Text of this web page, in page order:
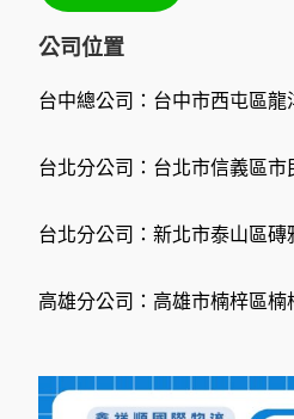
公司位置
台中總公司：台中市西屯區龍
台北分公司：台北市信義區
台北分公司：新北市泰山區磚
高雄分公司：高雄市楠梓區楠